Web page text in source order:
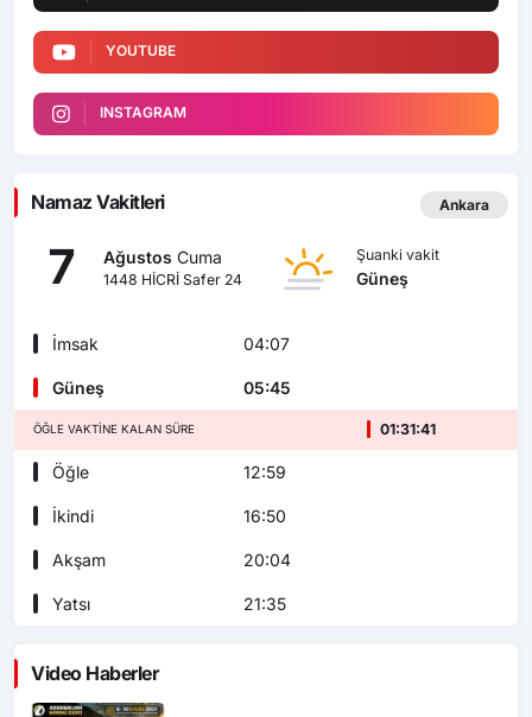
YOUTUBE
INSTAGRAM
Namaz Vakitleri Ankara
7 Ağustos Cuma
1448 HİCRİ Safer 24
Şuanki vakit
Güneş
İmsak 04:07
Güneş 05:45
ÖĞLE VAKTINE KALAN SÜRE 01:31:40
Öğle 12:59
İkindi 16:50
Akşam 20:04
Yatsı 21:35
Video Haberler